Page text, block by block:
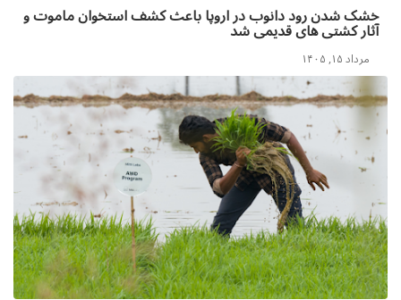
خشک شدن رود دانوب در اروپا باعث کشف استخوان ماموت و
آثار کشتی های قدیمی شد
مرداد ۱۵, ۱۴۰۵